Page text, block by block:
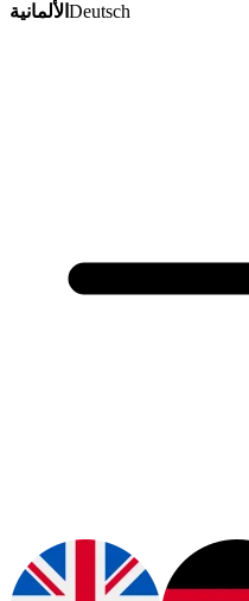
الألمانية Deutsch